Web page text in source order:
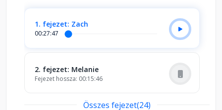
1. fejezet: Zach
00:27:47
2. fejezet: Melanie
Fejezet hossza: 00:15:46
Összes fejezet(24)